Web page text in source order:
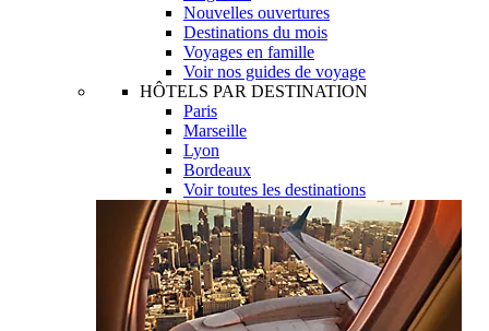
Nouvelles ouvertures
Destinations du mois
Voyages en famille
Voir nos guides de voyage
HÔTELS PAR DESTINATION
Paris
Marseille
Lyon
Bordeaux
Voir toutes les destinations